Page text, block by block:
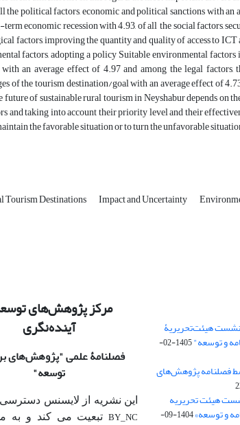
political factors, economic and political sanctions with an
economic recession with 4.93, of all the social factors,
factors, improving the quantity and quality of access to
factors, adopting a policy Suitable environmental
an average effect of 4.97 and among the legal
of the tourism destination/goal with an average effect of
of sustainable rural tourism in Neyshabur depends on
and taking into account their priority level and their
the favorable situation or to turn the unfavorable
Tourism Destinations Impact and Uncertainty
هیئت‌تحریریۀ
و توسعه"
1405-02-
فصلنامه پژوهش‌های
هیئت‌ تحریریه
و توسعه»
1404-09-
مرکز پژوهش‌های
آینده‌نگری
فصلنامۀ علمی"پژوهش‌های
توسعه"
این نشریه از لایسنس دسترسی
BY_NCتبعیت می کند و به